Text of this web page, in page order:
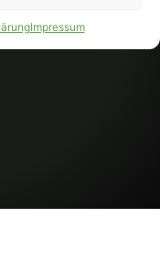
Impressum